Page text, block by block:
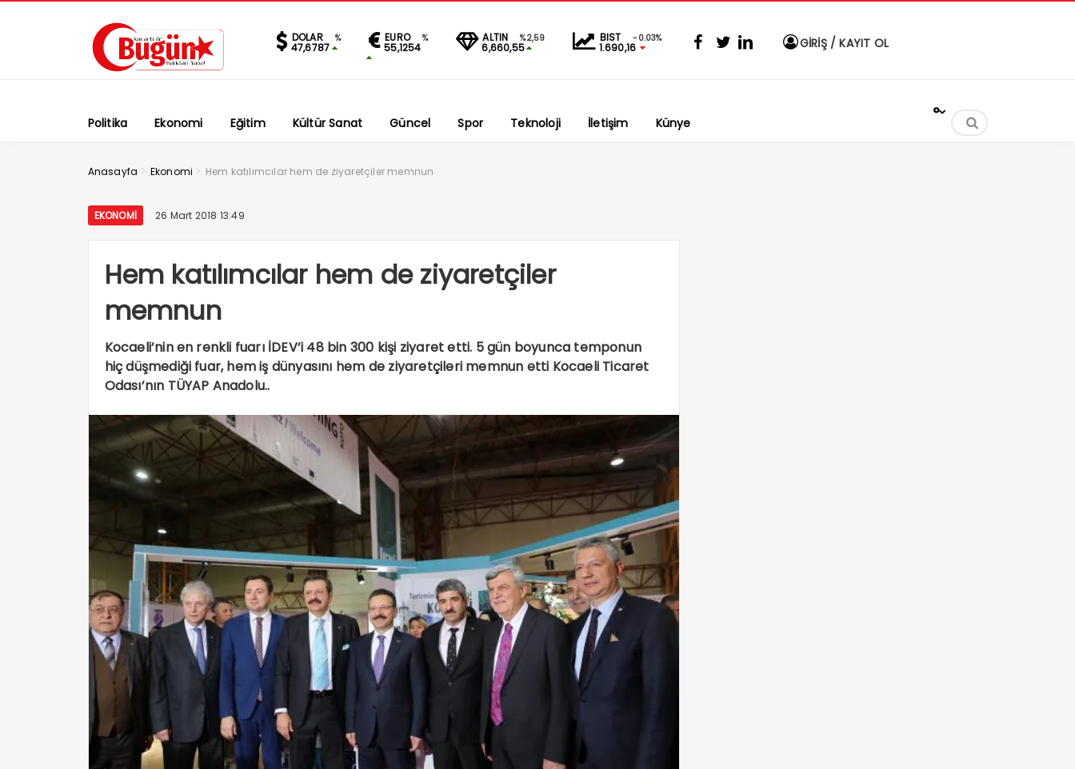
DOLAR %
47,6787
EURO %
55,1254
ALTIN %2,59
6,660,55
BIST -0.03%
1.690,16 GİRİŞ / KAYIT OL
Politika Ekonomi Eğitim Kültür Sanat Güncel Spor Teknoloji İletişim Künye
°
Anasayfa > Ekonomi > Hem katılımcılar hem de ziyaretçiler memnun
EKONOMI 26 Mart 2018 13:49
Hem katılımcılar hem de ziyaretçiler
memnun
Kocaeli’nin en renkli fuarı İDEV’i 48 bin 300 kişi ziyaret etti. 5 gün boyunca temponun
hiç düşmediği fuar, hem iş dünyasını hem de ziyaretçileri memnun etti Kocaeli Ticaret
Odası’nın TÜYAP Anadolu..